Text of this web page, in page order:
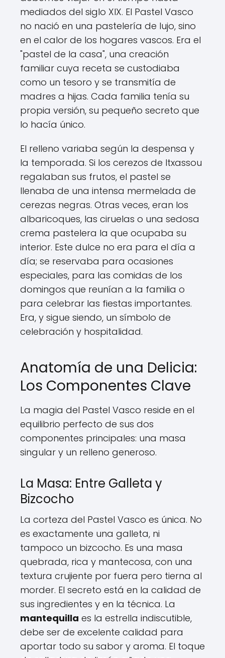
mediados del siglo XIX. El Pastel Vasco
no nació en una pastelería de lujo, sino
en el calor de los hogares vascos. Era el
"pastel de la casa", una creación
familiar cuya receta se custodiaba
como un tesoro y se transmitía de
madres a hijas. Cada familia tenía su
propia versión, su pequeño secreto que
lo hacía único.
El relleno variaba según la despensa y
la temporada. Si los cerezos de Itxassou
regalaban sus frutos, el pastel se
llenaba de una intensa mermelada de
cerezas negras. Otras veces, eran los
albaricoques, las ciruelas o una sedosa
crema pastelera la que ocupaba su
interior. Este dulce no era para el día a
día; se reservaba para ocasiones
especiales, para las comidas de los
domingos que reunían a la familia o
para celebrar las fiestas importantes.
Era, y sigue siendo, un símbolo de
celebración y hospitalidad.
Anatomía de una Delicia:
Los Componentes Clave
La magia del Pastel Vasco reside en el
equilibrio perfecto de sus dos
componentes principales: una masa
singular y un relleno generoso.
La Masa: Entre Galleta y
Bizcocho
La corteza del Pastel Vasco es única. No
es exactamente una galleta, ni
tampoco un bizcocho. Es una masa
quebrada, rica y mantecosa, con una
textura crujiente por fuera pero tierna al
morder. El secreto está en la calidad de
sus ingredientes y en la técnica. La
mantequilla es la estrella indiscutible,
debe ser de excelente calidad para
aportar todo su sabor y aroma. El toque